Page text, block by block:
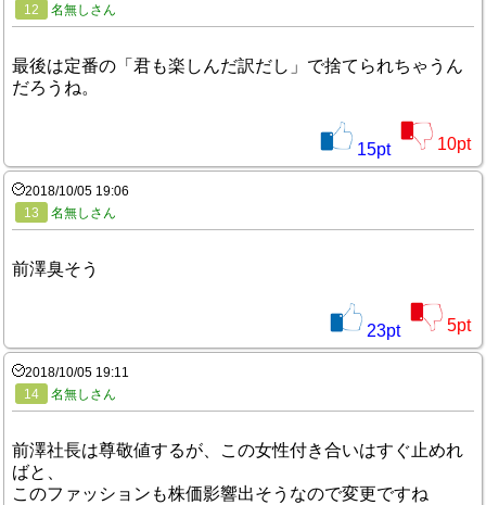
12
名無しさん
最後は定番の「君も楽しんだ訳だし」で捨てられちゃうん
だろうね。
15pt 10pt
2018/10/05 19:06
13
名無しさん
前澤臭そう
23pt 5pt
2018/10/05 19:11
14
名無しさん
前澤社長は尊敬値するが、この女性付き合いはすぐ止めれ
ばと、
このファッションも株価影響出そうなので変更ですね